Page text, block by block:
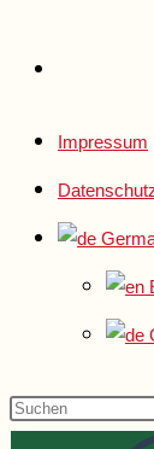
Impressum